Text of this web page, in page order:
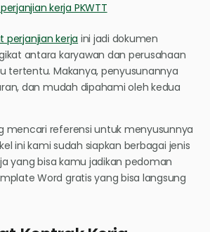
kerja PKWTT
perjanjian kerja ini jadi dokumen
antara karyawan dan perusahaan
tertentu. Makanya, penyusunannya
dan mudah dipahami oleh kedua
mencari referensi untuk menyusunnya
ini kami sudah siapkan berbagai jenis
yang bisa kamu jadikan pedoman
Word gratis yang bisa langsung